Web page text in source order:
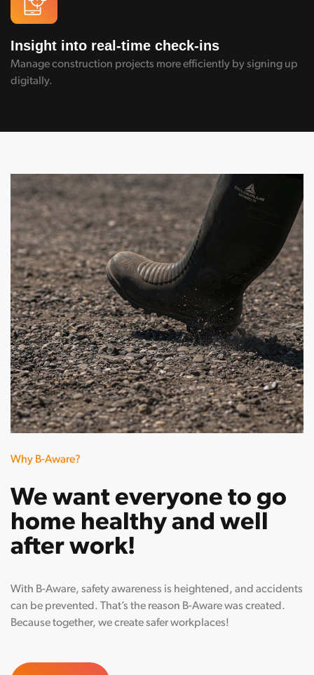
Insight into real-time check-ins
Manage construction projects more efficiently by signing up
digitally.
Why B-Aware?
We want everyone to go
home healthy and well
after work!
With B-Aware, safety awareness is heightened, and accidents
can be prevented. That’s the reason B-Aware was created.
Because together, we create safer workplaces!